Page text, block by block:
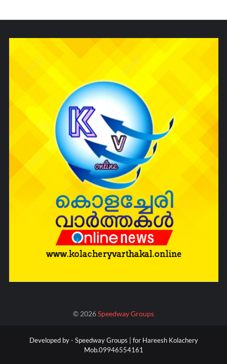
©2026Speedway Groups
Developed by - Speedway Groups | for Hareesh Kolachery
Mob.09946554161